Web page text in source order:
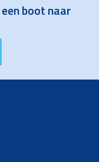
boot naar